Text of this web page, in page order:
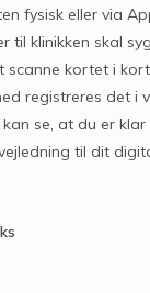
fysisk eller via
til klinikken skal
scanne kortet i
registreres det i
se, at du er
til dit